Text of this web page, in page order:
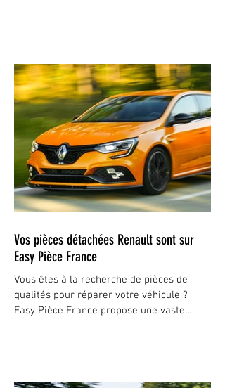
Vos pièces détachées Renault sont sur
Easy Pièce France
Vous êtes à la recherche de pièces de
qualités pour réparer votre véhicule ?
Easy Pièce France propose une vaste